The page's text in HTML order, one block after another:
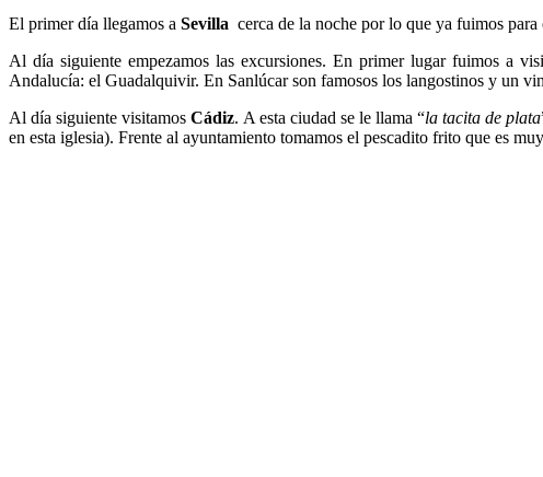
El primer día llegamos a Sevilla cerca de la noche por lo que ya fuimos para
Al día siguiente empezamos las excursiones. En primer lugar fuimos a
Andalucía: el Guadalquivir. En Sanlúcar son famosos los langostinos y un
Al día siguiente visitamosCádiz. A esta ciudad se le llama “la tacita de plata
en esta iglesia). Frente al ayuntamiento tomamos el pescadito frito que es